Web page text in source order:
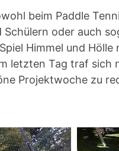
beim Paddle
oder auch
Himmel und
letzten Tag traf sich
Projektwoche zu